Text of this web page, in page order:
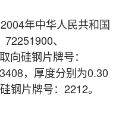
年中华人民共和国
、
向硅钢片牌号：
，厚度分别为0.30
钢片牌号：2212。